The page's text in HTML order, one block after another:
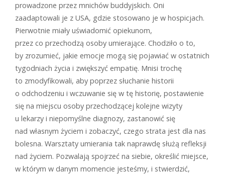
prowadzone przez mnichów buddyjskich. Oni
zaadaptowali je z USA, gdzie stosowano je w hospicjach.
Pierwotnie miały uświadomić opiekunom,
przez co przechodzą osoby umierające. Chodziło o to,
by zrozumieć, jakie emocje mogą się pojawiać w ostatnich
tygodniach życia i zwiększyć empatię. Mnisi trochę
to zmodyfikowali, aby poprzez słuchanie historii
o odchodzeniu i wczuwanie się w tę historię, postawienie
się na miejscu osoby przechodzącej kolejne wizyty
u lekarzy i niepomyślne diagnozy, zastanowić się
nad własnym życiem i zobaczyć, czego strata jest dla nas
bolesna. Warsztaty umierania tak naprawdę służą refleksji
nad życiem. Pozwalają spojrzeć na siebie, określić miejsce,
w którym w danym momencie jesteśmy, i stwierdzić,